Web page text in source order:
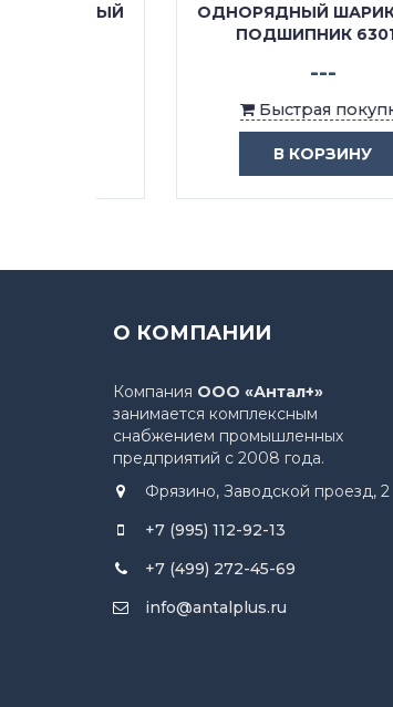
ОДНОРЯДНЫЙ ШАРИКОВЫЙ
ПОДШИПНИК 6301 Z
Быстрая покупка
В КОРЗИНУ
О КОМПАНИИ
Компания ООО «Антал+»
занимается комплексным
снабжением промышленных
предприятий с 2008 года.
Фрязино, Заводской проезд, 2
+7 (995) 112-92-13
+7 (499) 272-45-69
info@antalplus.ru